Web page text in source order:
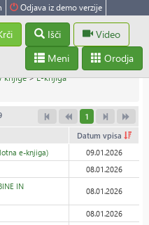
Odjava iz demo verzije
Išči
Video
Orodja
Meni
knjige>E-knjiga
1
Datum vpisa
e-knjiga)
09.01.2026
08.01.2026
IN
08.01.2026
08.01.2026